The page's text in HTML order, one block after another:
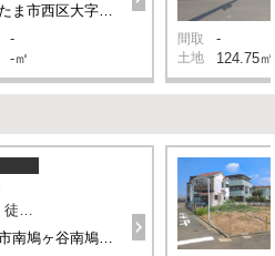
-
-㎡
間取 -
土地 124.75㎡
埼玉県川口市南鳩ヶ谷南鳩ケ谷5丁目
南鳩ヶ谷駅 徒歩9分